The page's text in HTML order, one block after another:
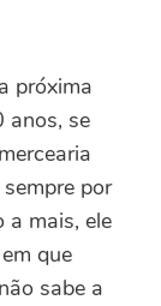
próxima
anos, se
por
a mais, ele
que
sabe a